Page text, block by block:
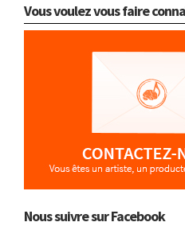
Vous voulez vous faire
Nous suivre sur Facebook